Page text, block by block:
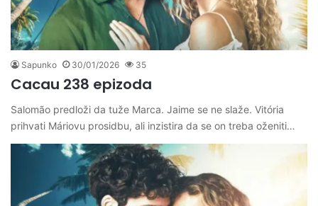
Sapunko 30/01/2026 35
Cacau 238 epizoda
Salomão predloži da tuže Marca. Jaime se ne slaže. Vitória
prihvati Máriovu prosidbu, ali inzistira da se on treba oženiti…